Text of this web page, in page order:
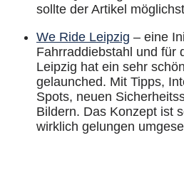
sollte der Artikel
We Ride Leipzig – eine
Fahrraddiebstahl und für
Leipzig hat ein sehr
gelaunched. Mit Tipps,
Spots, neuen
Bildern. Das Konzept ist
wirklich gelungen